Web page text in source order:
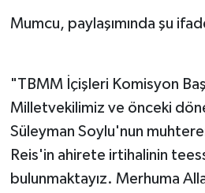
Mumcu, paylaşımında şu
"TBMM İçişleri Komisyon
Milletvekilimiz ve önceki
Süleyman Soylu'nun
Reis'in ahirete irtihalinin
bulunmaktayız. Merhuma